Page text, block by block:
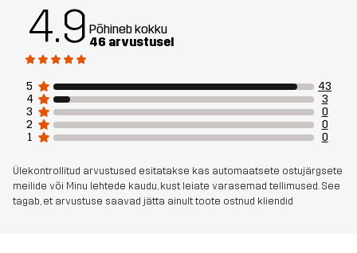
Disaini
UNIVERSAALNE KASUTUS
Artikli number 14293_2001
4.9 Põhineb kokku
46 arvustusel
5
43
4
3
3
0
2
0
1
0
Ülekontrollitud arvustused esitatakse kas automaatsete ostujärgsete
meilide või Minu lehtede kaudu, kust leiate varasemad tellimused. See
tagab, et arvustuse saavad jätta ainult toote ostnud kliendid